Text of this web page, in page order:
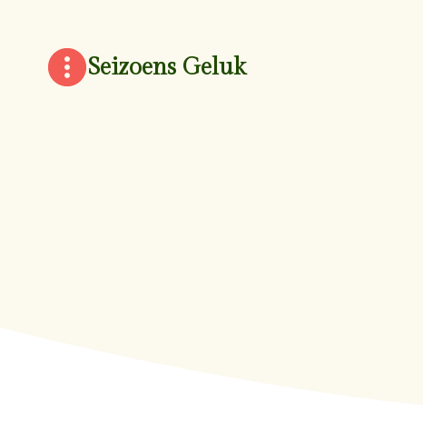
Seizoens Geluk